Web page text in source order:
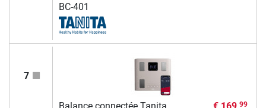
BC-401
7
Balance connectée Tanita
€ 169,99